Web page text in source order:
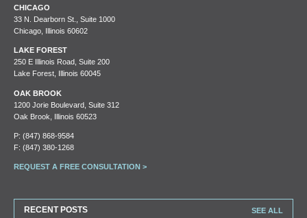
CHICAGO
33 N. Dearborn St., Suite 1000
Chicago, Illinois 60602
LAKE FOREST
250 E Illinois Road, Suite 200
Lake Forest, Illinois 60045
OAK BROOK
1200 Jorie Boulevard, Suite 312
Oak Brook, Illinois 60523
P:(847) 868-9584
F: (847) 380-1268
REQUEST A FREE CONSULTATION >
RECENT POSTS SEE ALL